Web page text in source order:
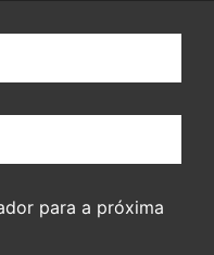
para a próxima